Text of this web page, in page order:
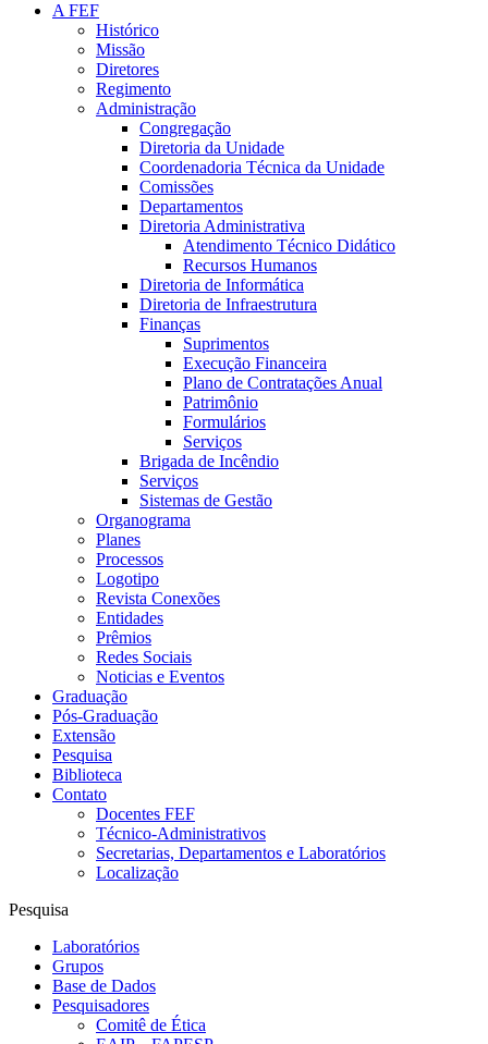
A FEF
Histórico
Missão
Diretores
Regimento
Administração
Congregação
Diretoria da Unidade
Coordenadoria Técnica da Unidade
Comissões
Departamentos
Diretoria Administrativa
Atendimento Técnico Didático
Recursos Humanos
Diretoria de Informática
Diretoria de Infraestrutura
Finanças
Suprimentos
Execução Financeira
Plano de Contratações Anual
Patrimônio
Formulários
Serviços
Brigada de Incêndio
Serviços
Sistemas de Gestão
Organograma
Planes
Processos
Logotipo
Revista Conexões
Entidades
Prêmios
Redes Sociais
Noticias e Eventos
Graduação
Pós-Graduação
Extensão
Pesquisa
Biblioteca
Contato
Docentes FEF
Técnico-Administrativos
Secretarias, Departamentos e Laboratórios
Localização
Pesquisa
Laboratórios
Grupos
Base de Dados
Pesquisadores
Comitê de Ética